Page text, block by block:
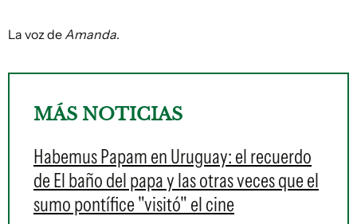
La voz de Amanda.
MÁS NOTICIAS
Habemus Papam en Uruguay: el recuerdo
de El baño del papa y las otras veces que el
sumo pontífice "visitó" el cine